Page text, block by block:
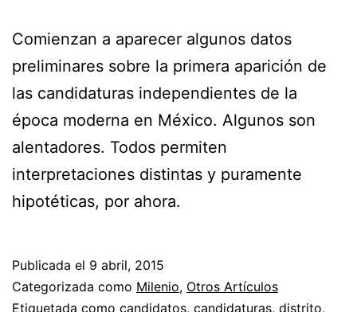
Comienzan a aparecer algunos datos
preliminares sobre la primera aparición de
las candidaturas independientes de la
época moderna en México. Algunos son
alentadores. Todos permiten
interpretaciones distintas y puramente
hipotéticas, por ahora.
Publicada el 9 abril, 2015
Categorizada como Milenio, Otros Artículos
Etiquetada como candidatos, candidaturas, distrito,